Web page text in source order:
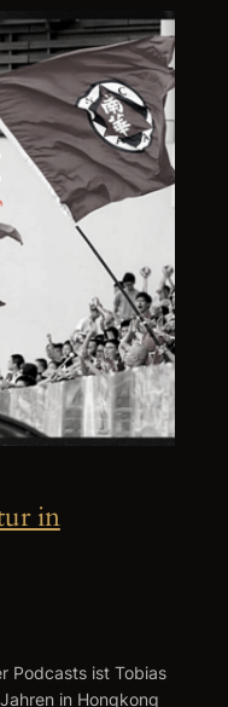
in
Podcasts ist Tobias
in Hongkong